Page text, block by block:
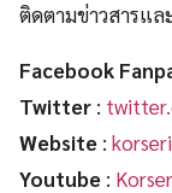
ติดตามข่าวสารแล
Facebook
Twitter :
Website :
Youtube :